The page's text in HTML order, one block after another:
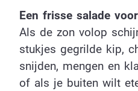
Een frisse salade
Als de zon volop
stukjes gegrilde kip,
snijden, mengen en
of als je buiten wilt